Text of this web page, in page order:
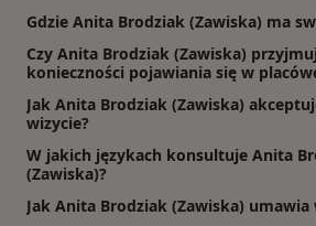
Gdzie Anita Brodziak (Zawiska) ma
Czy Anita Brodziak (Zawiska)
konieczności pojawiania się w
Jak Anita Brodziak (Zawiska)
wizycie?
W jakich językach konsultuje Anita
(Zawiska)?
Jak Anita Brodziak (Zawiska) umawia